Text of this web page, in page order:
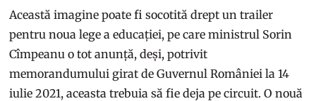
Această imagine poate fi socotită drept un trailer
pentru noua lege a educației, pe care ministrul Sorin
Cîmpeanu o tot anunță, deși, potrivit
memorandumului girat de Guvernul României la 14
iulie 2021, aceasta trebuia să fie deja pe circuit. O nouă